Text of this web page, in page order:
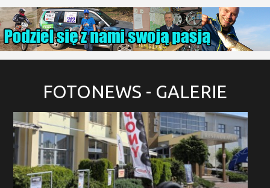
FOTONEWS - GALERIE